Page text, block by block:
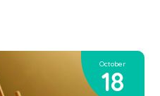
October
18